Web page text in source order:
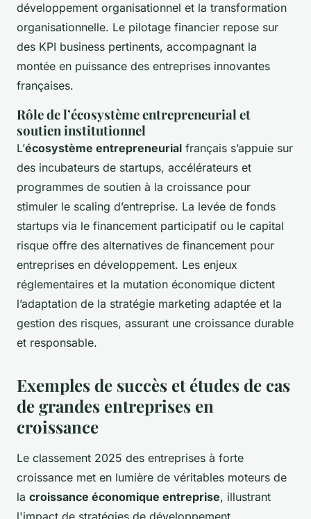
développement organisationnel et la transformation
organisationnelle. Le pilotage financier repose sur
des KPI business pertinents, accompagnant la
montée en puissance des entreprises innovantes
françaises.
Rôle de l’écosystème entrepreneurial et
soutien institutionnel
L’écosystème entrepreneurial français s’appuie sur
des incubateurs de startups, accélérateurs et
programmes de soutien à la croissance pour
stimuler le scaling d’entreprise. La levée de fonds
startups via le financement participatif ou le capital
risque offre des alternatives de financement pour
entreprises en développement. Les enjeux
réglementaires et la mutation économique dictent
l’adaptation de la stratégie marketing adaptée et la
gestion des risques, assurant une croissance durable
et responsable.
Exemples de succès et études de cas
de grandes entreprises en
croissance
Le classement 2025 des entreprises à forte
croissance met en lumière de véritables moteurs de
la croissance économique entreprise, illustrant
l'impact de stratégies de développement